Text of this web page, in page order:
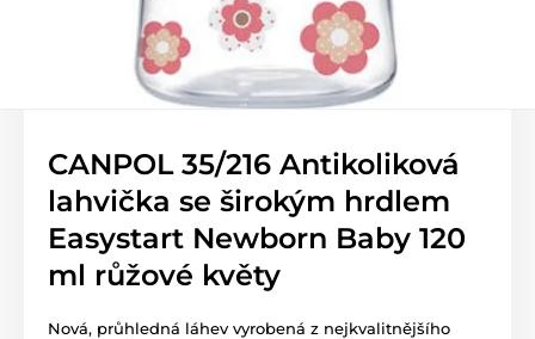
CANPOL 35/216 Antikoliková
lahvička se širokým hrdlem
Easystart Newborn Baby 120
ml růžové květy
Nová, průhledná láhev vyrobená z nejkvalitnějšího